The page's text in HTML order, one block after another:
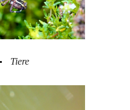
Tiere